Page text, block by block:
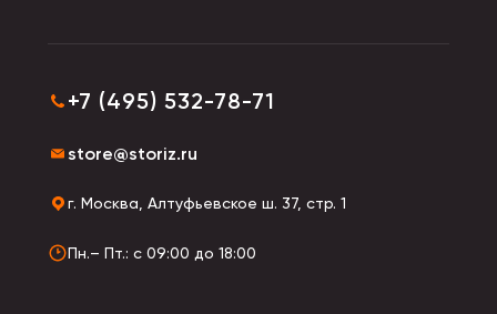
+7 (495) 532-78-71
store@storiz.ru
г. Москва, Алтуфьевское ш. 37, стр. 1
Пн.– Пт.: с 09:00 до 18:00